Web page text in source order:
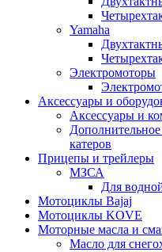
Yamaha
Электромоторы
Аксессуары и
Аксессуары и
катеров
Прицепы и трейлеры
МЗСА
Для
Мотоциклы Bajaj
Мотоциклы KOVE
Моторные масла и
Масло для